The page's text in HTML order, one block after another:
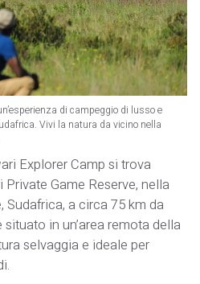
di campeggio di lusso e
Vivi la natura da vicino nella
Explorer Camp si trova
Game Reserve, nella
Sudafrica, a circa 75 km da
in un’area remota della
selvaggia e ideale per